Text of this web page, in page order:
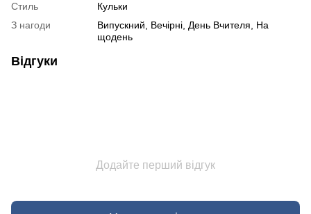
Стиль
Кульки
З нагоди
Випускний, Вечірні, День Вчителя, На
щодень
Відгуки
Додайте перший відгук